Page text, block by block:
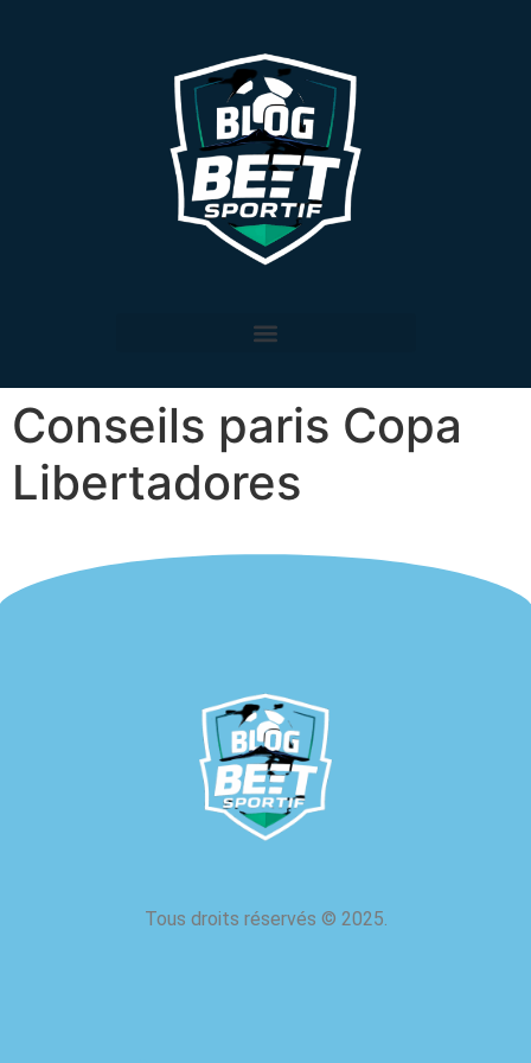
Conseils paris Copa
Libertadores
Tous droits réservés © 2025.